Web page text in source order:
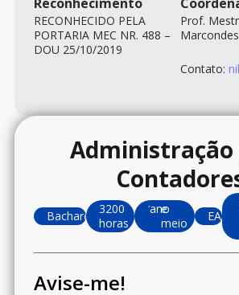
RECONHECIDO PELA
PORTARIA MEC NR. 488 –
DOU 25/10/2019
Prof.
Marcondes
Contato:
Administração
Bacharelado3200
horas
1.5
ano
e
meio
EAD
Avise-me!